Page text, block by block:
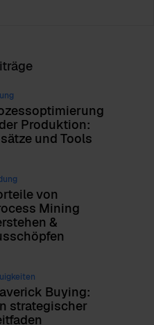
Produktion:
und Tools
von
Mining
&
Buying:
strategischer